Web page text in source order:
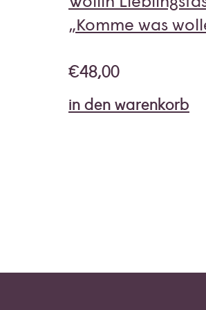
„Komme was
€48,00
in den warenkorb